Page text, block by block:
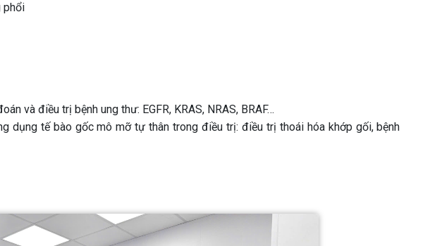
phổi
và điều trị bệnh ung thư: EGFR, KRAS, NRAS, BRAF…
dụng tế bào gốc mô mỡ tự thân trong điều trị: điều trị thoái hóa khớp gối, bệnh